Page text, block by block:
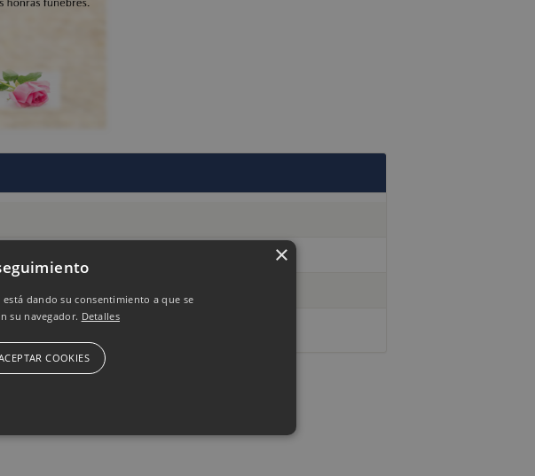
dando su consentimiento a que se
su navegador. Detalles
COOKIES
×